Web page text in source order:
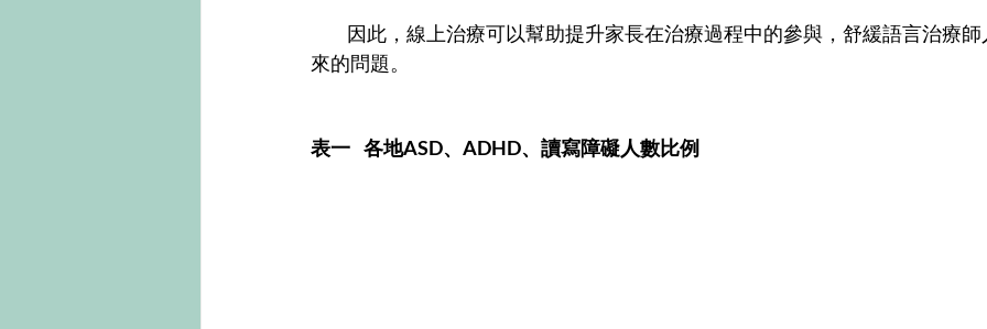
來的問題。
表一    各地ASD、ADHD、讀寫障礙人數比例